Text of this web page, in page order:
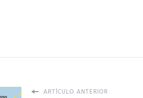
ARTÍCULO ANTERIOR